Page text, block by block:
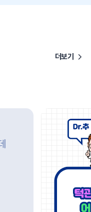
더보기